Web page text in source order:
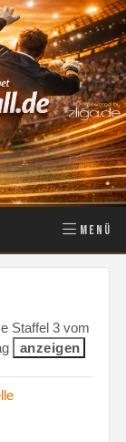
MENÜ
Staffel 3 vom